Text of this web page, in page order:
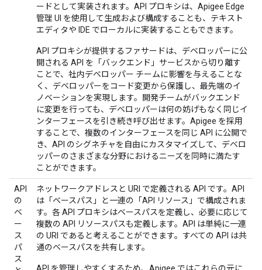
ードとして実装されます。API プロキシは、Apigee Edge
管理 UI を使用して生成および構成することも、テキスト
エディタや IDE でローカルに実装することもできます。
API プロキシが提供するファサードは、デベロッパーに公
開される API を「バックエンド」サービスから切り離す
ことで、社内デベロッパー チームに影響を与えることな
く、デベロッパーをコード変更から保護し、最先端のイ
ノベーションを実現します。開発チームがバックエンド
に変更を行っても、デベロッパーは何の妨げもなく同じイ
ンターフェースを引き続き呼び出せます。Apigee を採用
することで、複数のインターフェースを同じ API に公開で
き、API のシグネチャを自由にカスタマイズして、デベロ
ッパーのさまざまな分野におけるニーズを同時に満たす
ことができます。
API
の
ベ
ー
ス
パ
ス
ネットワークアドレスと URI で定義される API です。API
は「ベースパス」と一連の「API リソース」で構成されま
す。各 API プロキシはベースパスを定義し、必要に応じて
複数の API リソースパスも定義します。API は単純に一連
の URI であると考えることができます。すべての API は共
通のベースパスを共有します。